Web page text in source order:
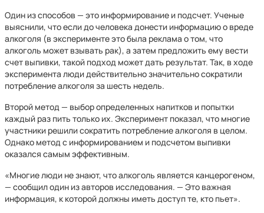
Один из способов — это информирование и подсчет. Ученые
выяснили, что если до человека донести информацию о вреде
алкоголя (в эксперименте это была реклама о том, что
алкоголь может взывать рак), а затем предложить ему вести
счет выпивки, такой подход может дать результат. Так, в ходе
эксперимента люди действительно значительно сократили
потребление алкоголя за шесть недель.
Второй метод — выбор определенных напитков и попытки
каждый раз пить только их. Эксперимент показал, что многие
участники решили сократить потребление алкоголя в целом.
Однако метод с информированием и подсчетом выпивки
оказался самым эффективным.
«Многие люди не знают, что алкоголь является канцерогеном,
— сообщил один из авторов исследования. — Это важная
информация, к которой должны иметь доступ те, кто пьет».